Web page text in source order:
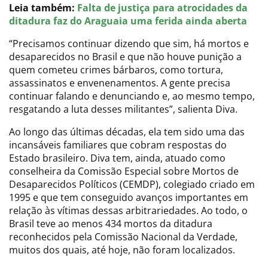
Leia também: Falta de justiça para atrocidades da
ditadura faz do Araguaia uma ferida ainda aberta
“Precisamos continuar dizendo que sim, há mortos e
desaparecidos no Brasil e que não houve punição a
quem cometeu crimes bárbaros, como tortura,
assassinatos e envenenamentos. A gente precisa
continuar falando e denunciando e, ao mesmo tempo,
resgatando a luta desses militantes”, salienta Diva.
Ao longo das últimas décadas, ela tem sido uma das
incansáveis familiares que cobram respostas do
Estado brasileiro. Diva tem, ainda, atuado como
conselheira da Comissão Especial sobre Mortos de
Desaparecidos Políticos (CEMDP), colegiado criado em
1995 e que tem conseguido avanços importantes em
relação às vítimas dessas arbitrariedades. Ao todo, o
Brasil teve ao menos 434 mortos da ditadura
reconhecidos pela Comissão Nacional da Verdade,
muitos dos quais, até hoje, não foram localizados.